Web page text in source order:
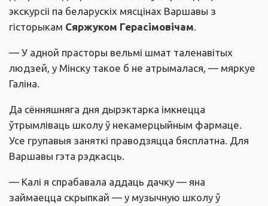
экскурсіі па беларускіх мясцінах Варшавы з
гісторыкам Сяржуком Герасімовічам
— У адной прасторы вельмі шмат таленавітых
людзей, у Мінску такое б не атрымалася, — мяркуе
Галіна.
Да сённяшняга дня дырэктарка імкнецца
ўтрымліваць школу ў некамерцыйным фармаце.
Усе групавыя заняткі праводзяцца бясплатна. Для
Варшавы гэта рэдкасць.
— Калі я спрабавала аддаць дачку — яна
займаецца скрыпкай — у музычную школу ў